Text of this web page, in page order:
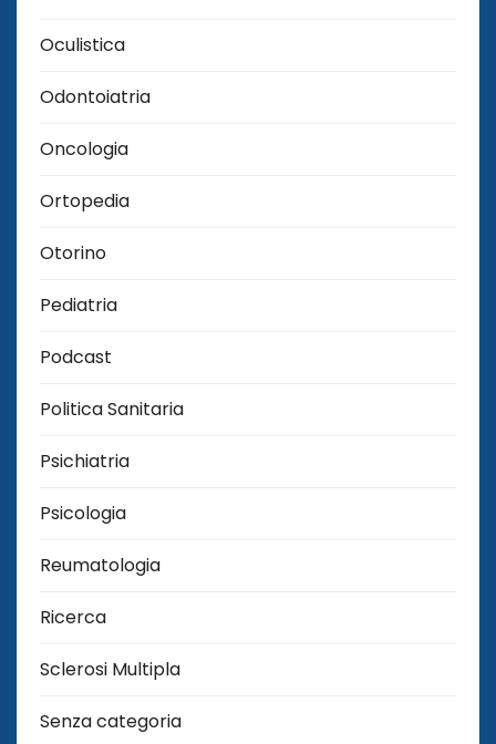
Oculistica
Odontoiatria
Oncologia
Ortopedia
Otorino
Pediatria
Podcast
Politica Sanitaria
Psichiatria
Psicologia
Reumatologia
Ricerca
Sclerosi Multipla
Senza categoria